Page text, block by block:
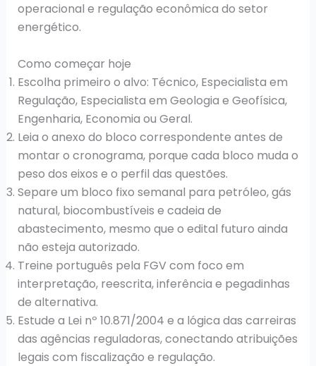
operacional e regulação econômica do setor
energético.
Como começar hoje
Escolha primeiro o alvo: Técnico, Especialista em
Regulação, Especialista em Geologia e Geofísica,
Engenharia, Economia ou Geral.
Leia o anexo do bloco correspondente antes de
montar o cronograma, porque cada bloco muda o
peso dos eixos e o perfil das questões.
Separe um bloco fixo semanal para petróleo, gás
natural, biocombustíveis e cadeia de
abastecimento, mesmo que o edital futuro ainda
não esteja autorizado.
Treine português pela FGV com foco em
interpretação, reescrita, inferência e pegadinhas
de alternativa.
Estude a Lei nº 10.871/2004 e a lógica das carreiras
das agências reguladoras, conectando atribuições
legais com fiscalização e regulação.